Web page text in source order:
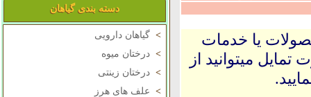
دسته بندی گیاهان
> گیاهان دارویی
> درختان میوه
> درختان زینتی
> علف های هرز
یا خدمات
میتوانید از